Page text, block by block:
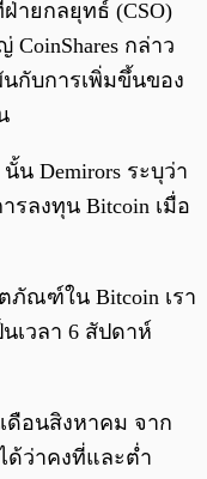
ฝ่ายกลยุทธ์ (CSO)
กล่าว
กับการเพิ่มขึ้นของ
Demirors ระบุว่า
ลงทุน Bitcoin เมื่อ
ภัณฑ์ใน Bitcoin เรา
เวลา 6 สัปดาห์
ดือนสิงหาคม จาก
ด้ว่าคงที่และต่ำ